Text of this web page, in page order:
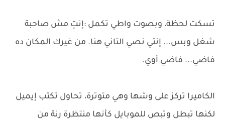
تسكت لحظة، وبصوت واطي تكمل :إنتِ مش صاحبة
شغل وبس... إنتي نصي التاني هنا. من غيرك المكان ده
فاضي... فاضي أوي.
الكاميرا تركز على وشها وهي متوترة، تحاول تكتب إيميل
لكنها تبطل وتبص للموبايل كأنها منتظرة رنة من